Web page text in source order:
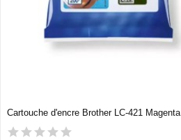
Cartouche d'encre Brother LC-421 Magenta